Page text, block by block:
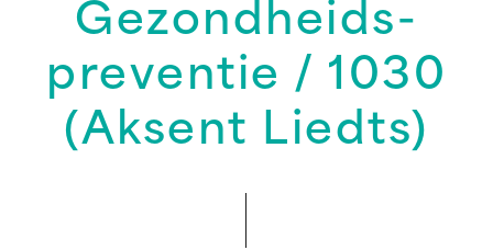
Gezondheids-
preventie / 1030
(Aksent Liedts)